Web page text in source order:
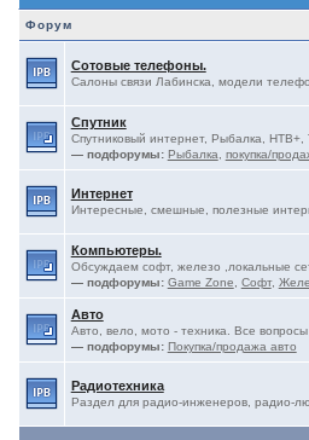
Форум
Сотовые телефоны.
Салоны связи Лабинска, модели
Спутник
Спутниковый интернет, Рыбалка, НТВ+,
— подфорумы: Рыбалка покупка/
Интернет
Интересные, смешные, полезные
Компьютеры.
Обсуждаем софт, железо ,локальные
— подфорумы: Game Zone Софт,
Авто
Авто, вело, мото - техника. Все
— подфорумы: Покупка/продажа авто
Радиотехника
Раздел для радио-инженеров, радио-